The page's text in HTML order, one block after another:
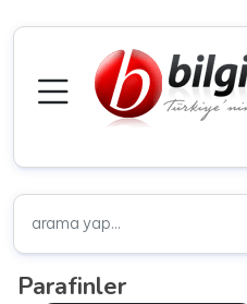
Parafinler